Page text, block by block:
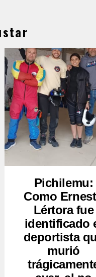
Pichilemu:
Como
Lértora fue
identificado
deportista
murió